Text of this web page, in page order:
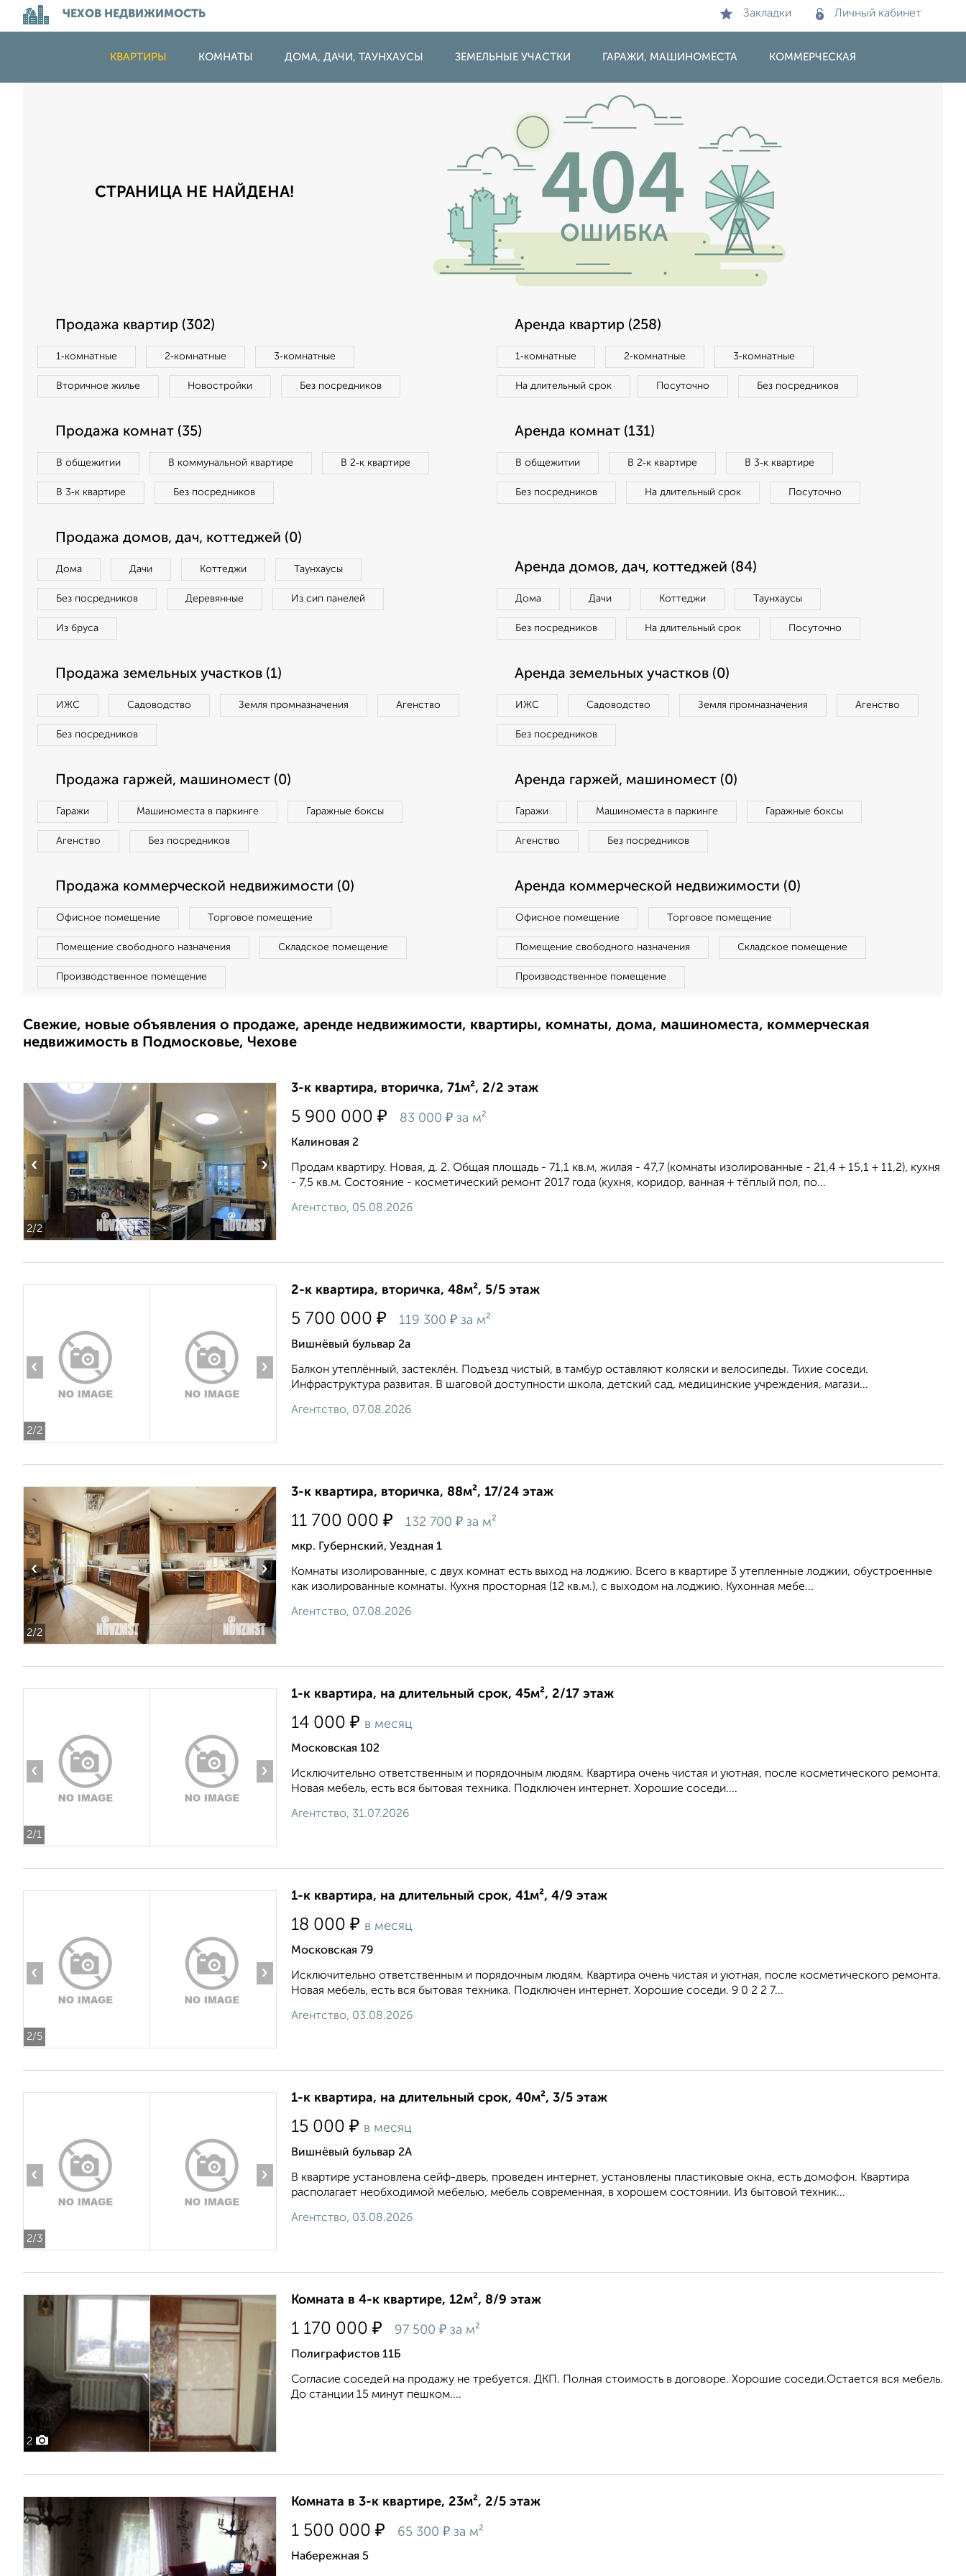
ЧЕХОВ НЕДВИЖИМОСТЬ Закладки Личный кабинет
КВАРТИРЫ КОМНАТЫ ДОМА, ДАЧИ, ТАУНХАУСЫ ЗЕМЕЛЬНЫЕ УЧАСТКИ ГАРАЖИ, МАШИНОМЕСТА КОММЕРЧЕСКАЯ
СТРАНИЦА НЕ НАЙДЕНА!
Продажа квартир (302)
1‑комнатные 2‑комнатные 3‑комнатные
Вторичное жилье Новостройки Без посредников
Аренда квартир (258)
1‑комнатные 2‑комнатные 3‑комнатные
На длительный срок Посуточно Без посредников
Продажа комнат (35)
В общежитии В коммунальной квартире В 2‑к квартире
В 3‑к квартире Без посредников
Аренда комнат (131)
В общежитии В 2‑к квартире В 3‑к квартире
Без посредников На длительный срок Посуточно
Продажа домов, дач, коттеджей (0)
Дома Дачи Коттеджи Таунхаусы
Без посредников Деревянные Из сип панелей
Из бруса
Аренда домов, дач, коттеджей (84)
Дома Дачи Коттеджи Таунхаусы
Без посредников На длительный срок Посуточно
Продажа земельных участков (1)
ИЖС Садоводство Земля промназначения Агенство
Без посредников
Аренда земельных участков (0)
ИЖС Садоводство Земля промназначения Агенство
Без посредников
Продажа гаржей, машиномест (0)
Гаражи Машиноместа в паркинге Гаражные боксы
Агенство Без посредников
Аренда гаржей, машиномест (0)
Гаражи Машиноместа в паркинге Гаражные боксы
Агенство Без посредников
Продажа коммерческой недвижимости (0)
Офисное помещение Торговое помещение
Помещение свободного назначения Складское помещение
Производственное помещение
Аренда коммерческой недвижимости (0)
Офисное помещение Торговое помещение
Помещение свободного назначения Складское помещение
Производственное помещение
Свежие, новые объявления о продаже, аренде недвижимости, квартиры, комнаты, дома, машиноместа, коммерческая
недвижимость в Подмосковье, Чехове
2/2
‹ ›
3-к квартира, вторичка, 71м², 2/2 этаж
5 900 000 ₽ 83 000 ₽ за м²
Калиновая 2
Продам квартиру. Новая, д. 2. Общая площадь - 71,1 кв.м, жилая - 47,7 (комнаты изолированные - 21,4 + 15,1 + 11,2), кухня
- 7,5 кв.м. Состояние - косметический ремонт 2017 года (кухня, коридор, ванная + тёплый пол, по...
Агентство, 05.08.2026
2/2
‹ ›
2-к квартира, вторичка, 48м², 5/5 этаж
5 700 000 ₽ 119 300 ₽ за м²
Вишнёвый бульвар 2а
Балкон утеплённый, застеклён. Подъезд чистый, в тамбур оставляют коляски и велосипеды. Тихие соседи.
Инфраструктура развитая. В шаговой доступности школа, детский сад, медицинские учреждения, магази...
Агентство, 07.08.2026
2/2
‹ ›
3-к квартира, вторичка, 88м², 17/24 этаж
11 700 000 ₽ 132 700 ₽ за м²
мкр. Губернский, Уездная 1
Комнаты изолированные, с двух комнат есть выход на лоджию. Всего в квартире 3 утепленные лоджии, обустроенные
как изолированные комнаты. Кухня просторная (12 кв.м.), с выходом на лоджию. Кухонная мебе...
Агентство, 07.08.2026
2/1
‹ ›
1-к квартира, на длительный срок, 45м², 2/17 этаж
14 000 ₽ в месяц
Московская 102
Исключительно ответственным и порядочным людям. Квартира очень чистая и уютная, после косметического ремонта.
Новая мебель, есть вся бытовая техника. Подключен интернет. Хорошие соседи....
Агентство, 31.07.2026
2/5
‹ ›
1-к квартира, на длительный срок, 41м², 4/9 этаж
18 000 ₽ в месяц
Московская 79
Исключительно ответственным и порядочным людям. Квартира очень чистая и уютная, после косметического ремонта.
Новая мебель, есть вся бытовая техника. Подключен интернет. Хорошие соседи. 9 0 2 2 7...
Агентство, 03.08.2026
2/3
‹ ›
1-к квартира, на длительный срок, 40м², 3/5 этаж
15 000 ₽ в месяц
Вишнёвый бульвар 2А
В квартире установлена сейф-дверь, проведен интернет, установлены пластиковые окна, есть домофон. Квартира
располагает необходимой мебелью, мебель современная, в хорошем состоянии. Из бытовой техник...
Агентство, 03.08.2026
2
Комната в 4-к квартире, 12м², 8/9 этаж
1 170 000 ₽ 97 500 ₽ за м²
Полиграфистов 11Б
Согласие соседей на продажу не требуется. ДКП. Полная стоимость в договоре. Хорошие соседи.Остается вся мебель.
До станции 15 минут пешком....
Комната в 3-к квартире, 23м², 2/5 этаж
1 500 000 ₽ 65 300 ₽ за м²
Набережная 5